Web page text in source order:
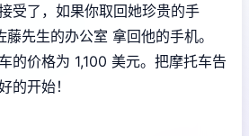
受了，如果你取回她珍贵的手
先生的办公室 拿回他的手机。
的价格为 1,100 美元。把摩托车告
的开始！